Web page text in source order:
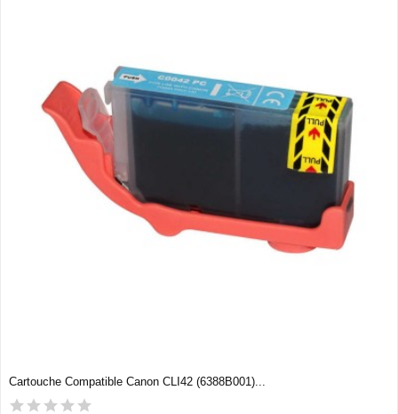
Cartouche Compatible Canon CLI42 (6388B001)...